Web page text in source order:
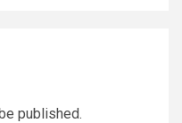
published.